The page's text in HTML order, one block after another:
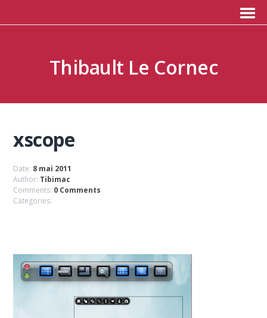
Thibault Le Cornec
xscope
Date: 8 mai 2011
Author: Tibimac
Comments: 0 Comments
Categories: